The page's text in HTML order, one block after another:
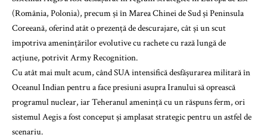
(România, Polonia), precum și în Marea Chinei de Sud și Peninsula
Coreeană, oferind atât o prezență de descurajare, cât și un scut
împotriva amenințărilor evolutive cu rachete cu rază lungă de
acțiune, potrivit Army Recognition.
Cu atât mai mult acum, când SUA intensifică desfășurarea militară în
Oceanul Indian pentru a face presiuni asupra Iranului să oprească
programul nuclear, iar Teheranul amenință cu un răspuns ferm, ori
sistemul Aegis a fost conceput și amplasat strategic pentru un astfel de
scenariu.